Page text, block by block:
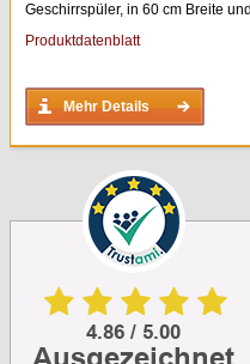
Geschirrspüler, in 60 cm Breite
Produktdatenblatt
Mehr Details